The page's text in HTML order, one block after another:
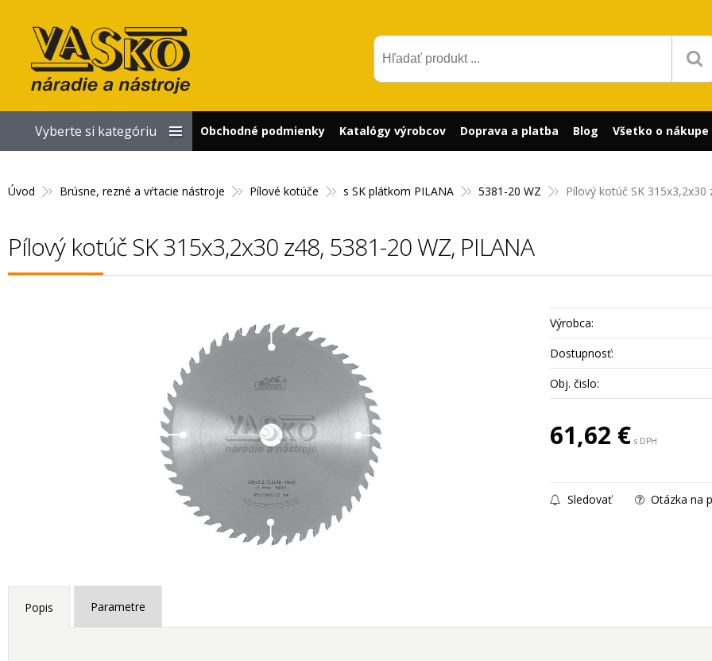
Úvod Brúsne, rezné a vŕtacie nástroje Pílové kotúče s SK plátkom PILANA 5381-20 WZ Pílový kotúč SK
Pílový kotúč SK 315x3,2x30 z48, 5381-20 WZ, PILANA
Výrobca:
Dostupnosť:
Obj. čislo:
61,62 € s DPH
Sledovať Otázka na
Popis Parametre
Vyberte si kategóriu Obchodné podmienky Katalógy výrobcov Doprava a platba Blog Všetko o nákupe